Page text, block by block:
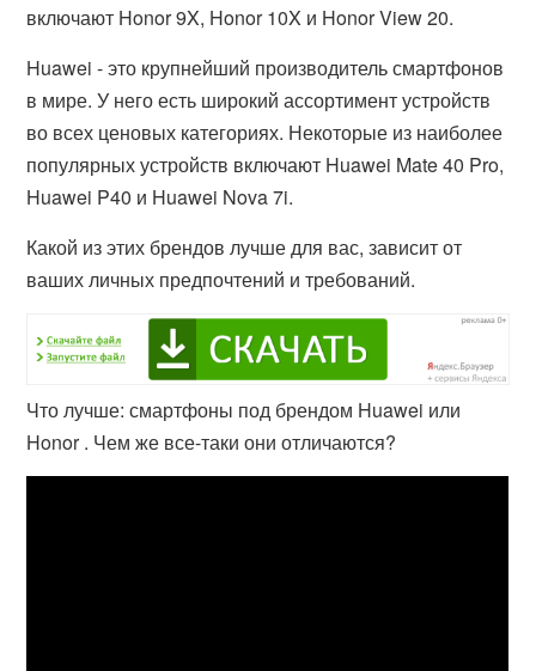
включают Honor 9X, Honor 10X и Honor View 20.
Huawei - это крупнейший производитель смартфонов
в мире. У него есть широкий ассортимент устройств
во всех ценовых категориях. Некоторые из наиболее
популярных устройств включают Huawei Mate 40 Pro,
Huawei P40 и Huawei Nova 7i.
Какой из этих брендов лучше для вас, зависит от
ваших личных предпочтений и требований.
Что лучше: смартфоны под брендом Huawei или
Honor . Чем же все-таки они отличаются?